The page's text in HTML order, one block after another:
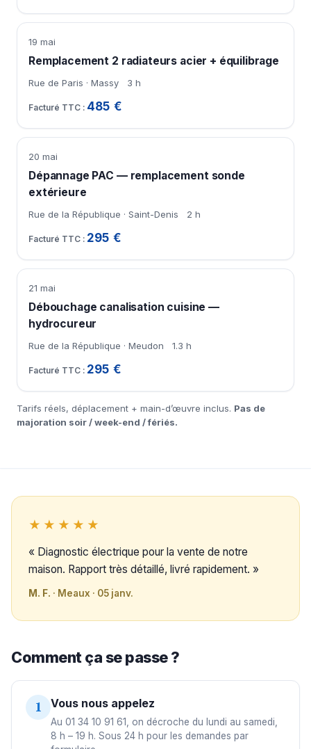
19 mai
Remplacement 2 radiateurs acier + équilibrage
Rue de Paris · Massy 3 h
485 €
20 mai
Dépannage PAC — remplacement sonde
extérieure
Rue de la République · Saint-Denis 2 h
295 €
21 mai
Débouchage canalisation cuisine —
hydrocureur
Rue de la République · Meudon 1.3 h
295 €
Tarifs réels, déplacement + main-d’œuvre inclus. Pas de
majoration soir / week-end / fériés.
★★★★★
« Diagnostic électrique pour la vente de notre
maison. Rapport très détaillé, livré rapidement. »
M. F. · Meaux · 05 janv.
Comment ça se passe ?
1 Vous nous appelez
Au 01 34 10 91 61, on décroche du lundi au samedi,
8 h – 19 h. Sous 24 h pour les demandes par